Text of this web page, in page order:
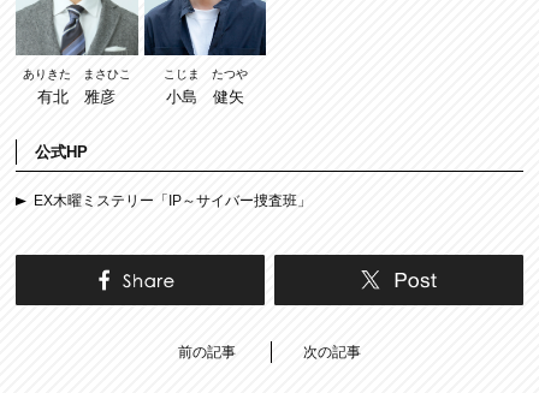
ありきた まさひこ
有北 雅彦
こじま たつや
小島 健矢
公式HP
EX木曜ミステリー「IP～サイバー捜査班」
前の記事 次の記事